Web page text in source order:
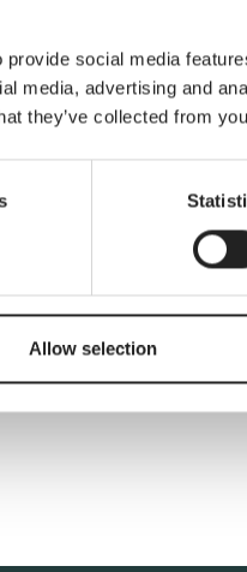
social media
media, advertising and
they’ve collected from
Allow selection
Information
PDF
Back to overview